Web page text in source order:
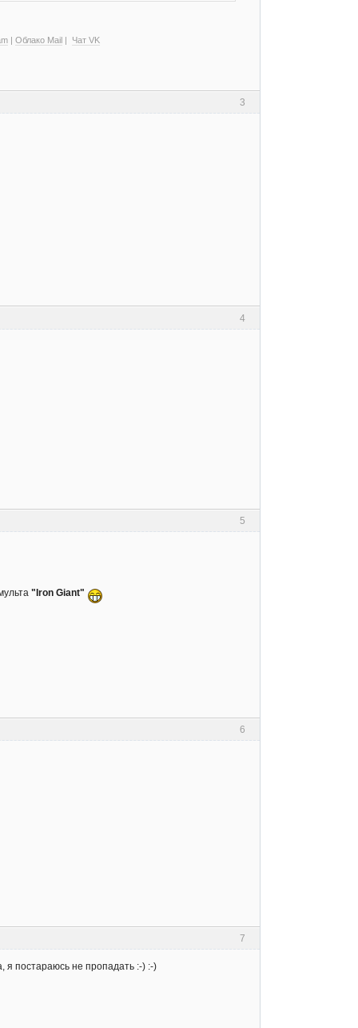
| Облако Mail | Чат VK
3
4
5
"Iron Giant"
6
7
я постараюсь не пропадать :-) :-)